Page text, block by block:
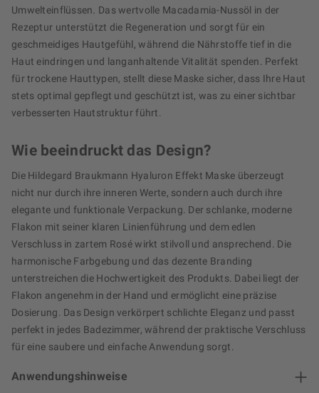
Umwelteinflüssen. Das wertvolle Macadamia-Nussöl in der
Rezeptur unterstützt die Regeneration und sorgt für ein
geschmeidiges Hautgefühl, während die Nährstoffe tief in die
Haut eindringen und langanhaltende Vitalität spenden. Perfekt
für trockene Hauttypen, stellt diese Maske sicher, dass Ihre Haut
stets optimal gepflegt und geschützt ist, was zu einer sichtbar
verbesserten Hautstruktur führt.
Wie beeindruckt das Design?
Die Hildegard Braukmann Hyaluron Effekt Maske überzeugt
nicht nur durch ihre inneren Werte, sondern auch durch ihre
elegante und funktionale Verpackung. Der schlanke, moderne
Flakon mit seiner klaren Linienführung und dem edlen
Verschluss in zartem Rosé wirkt stilvoll und ansprechend. Die
harmonische Farbgebung und das dezente Branding
unterstreichen die Hochwertigkeit des Produkts. Dabei liegt der
Flakon angenehm in der Hand und ermöglicht eine präzise
Dosierung. Das Design verkörpert schlichte Eleganz und passt
perfekt in jedes Badezimmer, während der praktische Verschluss
für eine saubere und einfache Anwendung sorgt.
Anwendungshinweise